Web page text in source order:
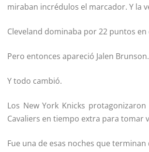
miraban incrédulos el marcador. Y la
Cleveland dominaba por 22 puntos
Pero entonces apareció Jalen Brunson.
Y todo cambió.
Los New York Knicks
Cavaliers en tiempo extra para tomar
Fue una de esas noches que